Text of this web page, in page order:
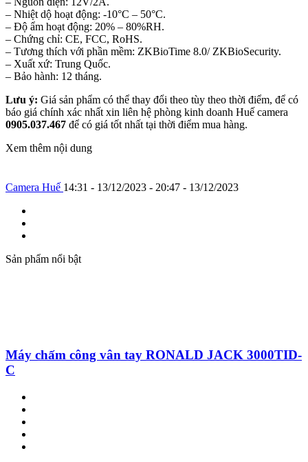
– Nhiệt dộ hoạt động: -10°C – 50°C.
– Độ ẩm hoạt động: 20% – 80%RH.
– Chứng chỉ: CE, FCC, RoHS.
– Tương thích với phần mềm: ZKBioTime 8.0/ ZKBioSecurity.
– Xuất xứ: Trung Quốc.
– Bảo hành: 12 tháng.
Lưu ý: Giá sản phẩm có thể thay đổi theo tùy theo thời điểm, để có
báo giá chính xác nhất xin liên hệ phòng kinh doanh Huế camera
0905.037.467 để có giá tốt nhất tại thời điểm mua hàng.
Xem thêm nội dung
Camera Huế 14:31 - 13/12/2023 - 20:47 - 13/12/2023
Sản phẩm nổi bật
Máy chấm công vân tay RONALD JACK 3000TID-
C